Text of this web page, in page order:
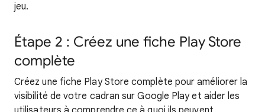
jeu.
Étape 2 : Créez une fiche Play Store
complète
Créez une fiche Play Store complète pour améliorer la
visibilité de votre cadran sur Google Play et aider les